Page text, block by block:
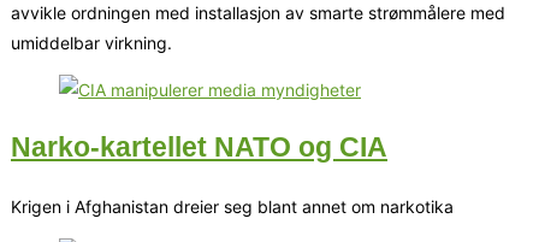
avvikle ordningen med installasjon av smarte strømmålere med
umiddelbar virkning.
Narko-kartellet NATO og CIA
Krigen i Afghanistan dreier seg blant annet om narkotika